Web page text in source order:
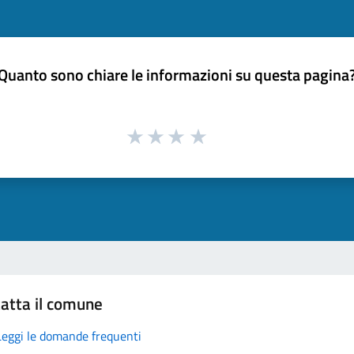
sono chiare le informazioni su questa
il comune
le domande frequenti